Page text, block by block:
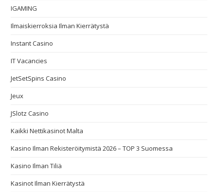
IGAMING
Ilmaiskierroksia Ilman Kierrätystä
Instant Casino
IT Vacancies
JetSetSpins Casino
Jeux
JSlotz Casino
Kaikki Nettikasinot Malta
Kasino Ilman Rekisteröitymistä 2026 – TOP 3 Suomessa
Kasino Ilman Tiliä
Kasinot Ilman Kierrätystä